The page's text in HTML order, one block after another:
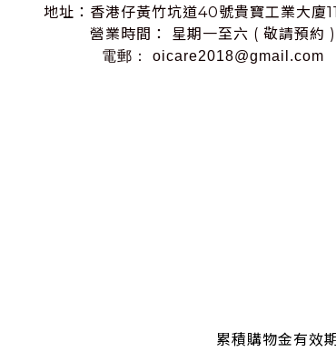
地址：香港仔黃竹坑道40號貴寶工業大廈
營業時間： 星期一至六 ( 敬請預約 )
電郵： oicare2018@gmail.com
累積購物金有效